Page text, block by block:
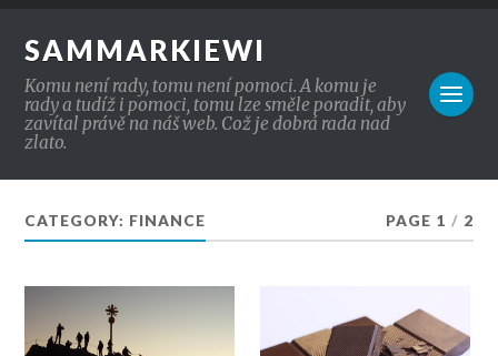
SAMMARKIEWI
Komu není rady, tomu není pomoci. A komu je
rady a tudíž i pomoci, tomu lze směle poradit, aby
zavítal právě na náš web. Což je dobrá rada nad
zlato.
CATEGORY: FINANCE PAGE 1 / 2